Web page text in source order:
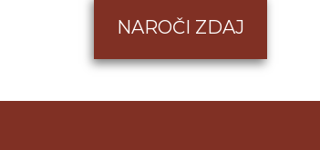
NAROČI ZDAJ